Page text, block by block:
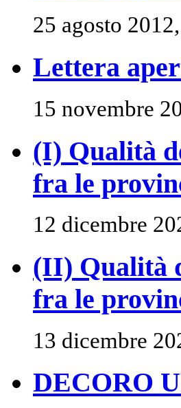
25 agosto
Lettera
15 novembre
(I) Qualità
fra le
12 dicembre
(II) Qualità
fra le
13 dicembre
DECORO